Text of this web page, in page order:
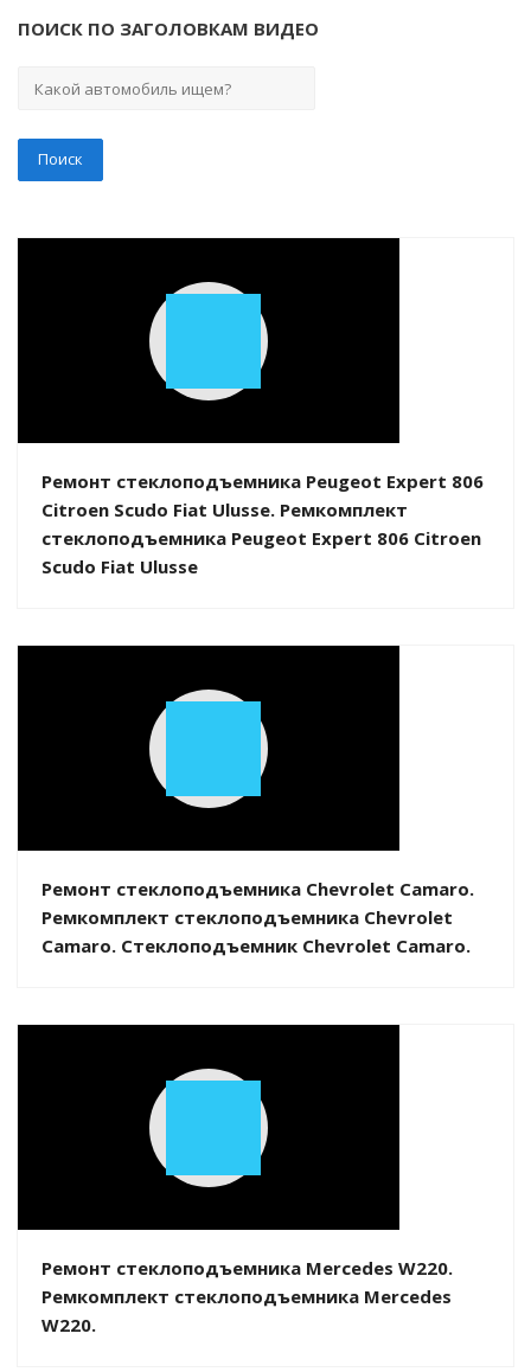
ПОИСК ПО ЗАГОЛОВКАМ ВИДЕО
Play
Ремонт стеклоподъемника Peugeot Expert 806
Citroen Scudo Fiat Ulusse. Ремкомплект
стеклоподъемника Peugeot Expert 806 Citroen
Scudo Fiat Ulusse
Play
Ремонт стеклоподъемника Chevrolet Camaro.
Ремкомплект стеклоподъемника Chevrolet
Camaro. Стеклоподъемник Chevrolet Camaro.
Play
Ремонт стеклоподъемника Mercedes W220.
Ремкомплект стеклоподъемника Mercedes
W220.